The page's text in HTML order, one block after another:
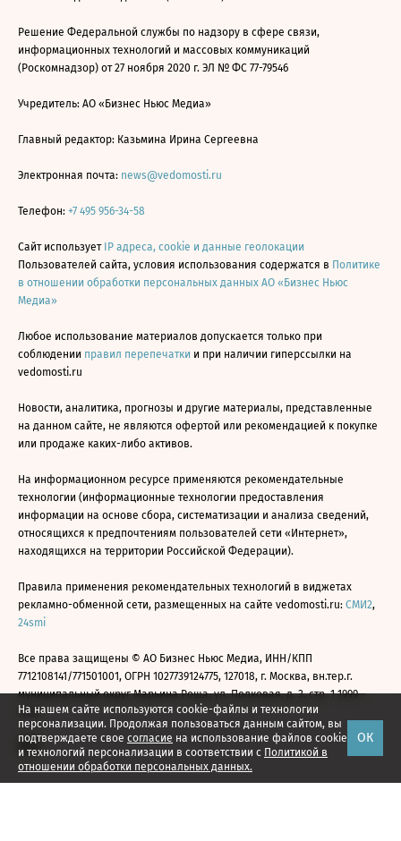
На нашем сайте используются cookie-файлы и технологии
персонализации. Продолжая пользоваться данным сайтом, вы
подтверждаете свое согласие на использование файлов cookie
и технологий персонализации в соответствии с Политикой в
отношении обработки персональных данных.
ОК
Решение Федеральной службы по надзору в сфере связи,
информационных технологий и массовых коммуникаций
(Роскомнадзор) от 27 ноября 2020 г. ЭЛ № ФС 77-79546
Учредитель: АО «Бизнес Ньюс Медиа»
Главный редактор: Казьмина Ирина Сергеевна
Электронная почта: news@vedomosti.ru
Телефон: +7 495 956-34-58
Сайт использует IP адреса, cookie и данные геолокации
Пользователей сайта, условия использования содержатся в Политике
в отношении обработки персональных данных АО «Бизнес Ньюс
Медиа»
Любое использование материалов допускается только при
соблюдении правил перепечатки и при наличии гиперссылки на
vedomosti.ru
Новости, аналитика, прогнозы и другие материалы, представленные
на данном сайте, не являются офертой или рекомендацией к покупке
или продаже каких-либо активов.
На информационном ресурсе применяются рекомендательные
технологии (информационные технологии предоставления
информации на основе сбора, систематизации и анализа сведений,
относящихся к предпочтениям пользователей сети «Интернет»,
находящихся на территории Российской Федерации).
Правила применения рекомендательных технологий в виджетах
рекламно-обменной сети, размещенных на сайте vedomosti.ru: СМИ2,
24smi
Все права защищены © АО Бизнес Ньюс Медиа, ИНН/КПП
7712108141/771501001, ОГРН 1027739124775, 127018, г. Москва, вн.тер.г.
муниципальный округ Марьина Роща, ул. Полковая, д. 3, стр. 1 1999—
2026